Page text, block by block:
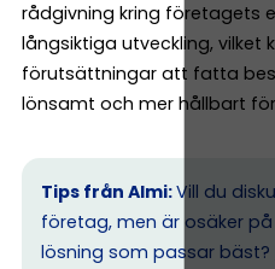
rådgivning kring företagets
långsiktiga utveckling, vilket
förutsättningar att fatta
lönsamt och mer hållbart
Tips från Almi:Vill du
företag, men är osäker på
lösning som passar bäst?